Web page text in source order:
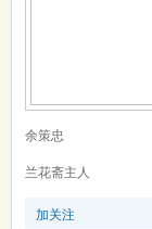
余策忠
兰花斋主人
加关注